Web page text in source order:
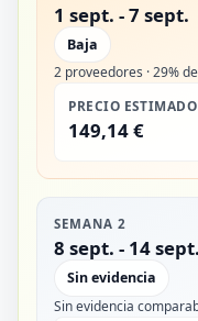
1 sept. - 7 sept.
Baja
2 proveedores · 29%
PRECIO ESTIMADO
149,14 €
SEMANA 2
8 sept. - 14 sept.
Sin evidencia
Sin evidencia